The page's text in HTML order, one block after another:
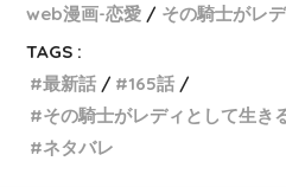
web漫画-恋愛
その騎士がレ
TAGS :
最新話
165話
その騎士がレディとして生き
ネタバレ